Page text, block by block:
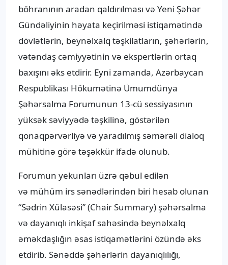
böhranının aradan qaldırılması və Yeni Şəhər
Gündəliyinin həyata keçirilməsi istiqamətində
dövlətlərin, beynəlxalq təşkilatların, şəhərlərin,
vətəndaş cəmiyyətinin və ekspertlərin ortaq
baxışını əks etdirir. Eyni zamanda, Azərbaycan
Respublikası Hökumətinə Ümumdünya
Şəhərsalma Forumunun 13-cü sessiyasının
yüksək səviyyədə təşkilinə, göstərilən
qonaqpərvərliyə və yaradılmış səmərəli dialoq
mühitinə görə təşəkkür ifadə olunub.
Forumun yekunları üzrə qəbul edilən
və mühüm irs sənədlərindən biri hesab olunan
“Sədrin Xülasəsi” (Chair Summary) şəhərsalma
və dayanıqlı inkişaf sahəsində beynəlxalq
əməkdaşlığın əsas istiqamətlərini özündə əks
etdirib. Sənəddə şəhərlərin dayanıqlılığı,